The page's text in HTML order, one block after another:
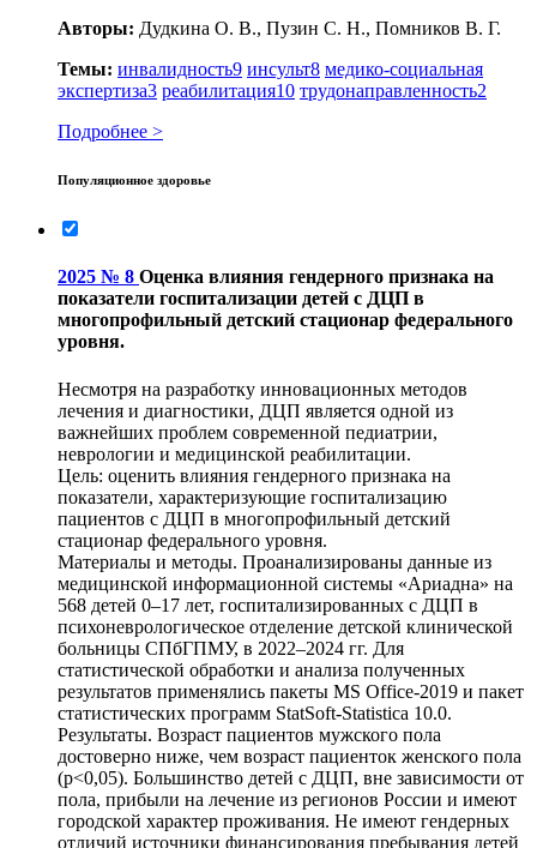
Авторы: Дудкина О. В., Пузин С. Н., Помников В. Г.
Темы: инвалидность9 инсульт8 медико-социальная
экспертиза3 реабилитация10 трудонаправленность2
Подробнее >
Популяционное здоровье
2025 № 8 Оценка влияния гендерного признака на
показатели госпитализации детей с ДЦП в
многопрофильный детский стационар федерального
уровня.
Несмотря на разработку инновационных методов
лечения и диагностики, ДЦП является одной из
важнейших проблем современной педиатрии,
неврологии и медицинской реабилитации.
Цель: оценить влияния гендерного признака на
показатели, характеризующие госпитализацию
пациентов с ДЦП в многопрофильный детский
стационар федерального уровня.
Материалы и методы. Проанализированы данные из
медицинской информационной системы «Ариадна» на
568 детей 0–17 лет, госпитализированных с ДЦП в
психоневрологическое отделение детской клинической
больницы СПбГПМУ, в 2022–2024 гг. Для
статистической обработки и анализа полученных
результатов применялись пакеты MS Office-2019 и пакет
статистических программ StatSoft-Statistica 10.0.
Результаты. Возраст пациентов мужского пола
достоверно ниже, чем возраст пациенток женского пола
(p<0,05). Большинство детей с ДЦП, вне зависимости от
пола, прибыли на лечение из регионов России и имеют
городской характер проживания. Не имеют гендерных
отличий источники финансирования пребывания детей